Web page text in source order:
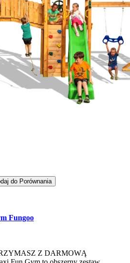
do Porównania
Fungoo
Z DARMOWĄ